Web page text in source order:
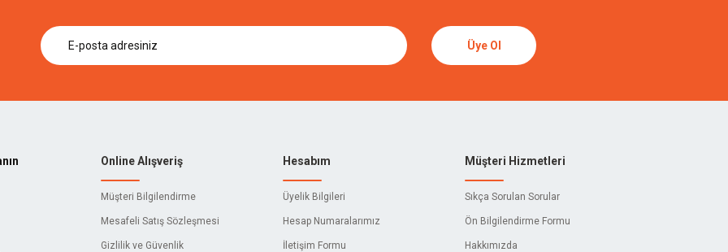
Üye Ol
Online Alışveriş
Müşteri Bilgilendirme
Mesafeli Satış Sözleşmesi
Gizlilik ve Güvenlik
Hesabım
Üyelik Bilgileri
Hesap Numaralarımız
İletişim Formu
Müşteri Hizmetleri
Sıkça Sorulan Sorular
Ön Bilgilendirme Formu
Hakkımızda